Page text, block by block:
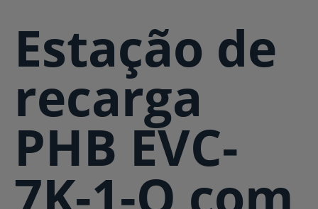
Estação de
recarga
PHB EVC-